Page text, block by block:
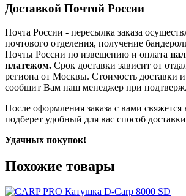
Доставкой Почтой России
Почта России - пересылка заказа
почтового отделения, получение
Почты России по извещению и оплата
платежом. Срок доставки зависит от
региона от Москвы. Стоимость доставки
сообщит Вам наш менеджер при
После оформления заказа с вами
подберет удобный для вас способ
Удачных покупок!
Похожие товары